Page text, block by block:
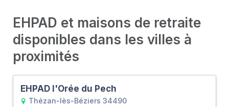
EHPAD et maisons de retraite
disponibles dans les villes à
proximités
EHPAD l'Orée du Pech
Thézan-lès-Béziers 34490